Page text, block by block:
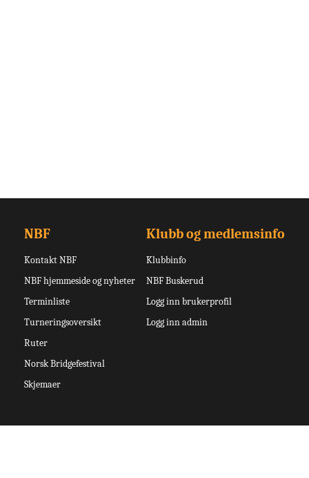
NBF
Kontakt NBF
NBF hjemmeside og nyheter
Terminliste
Turneringsoversikt
Ruter
Norsk Bridgefestival
Skjemaer
Klubb og medlemsinfo
Klubbinfo
NBF Buskerud
Logg inn brukerprofil
Logg inn admin